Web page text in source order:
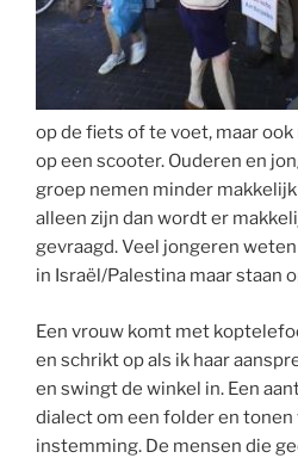
op de fiets of te voet, maar
op een scooter. Ouderen en
groep nemen minder
alleen zijn dan wordt er
gevraagd. Veel jongeren
in Israël/Palestina maar staan
Een vrouw komt met
en schrikt op als ik haar
en swingt de winkel in. Een
dialect om een folder en
instemming. De mensen die